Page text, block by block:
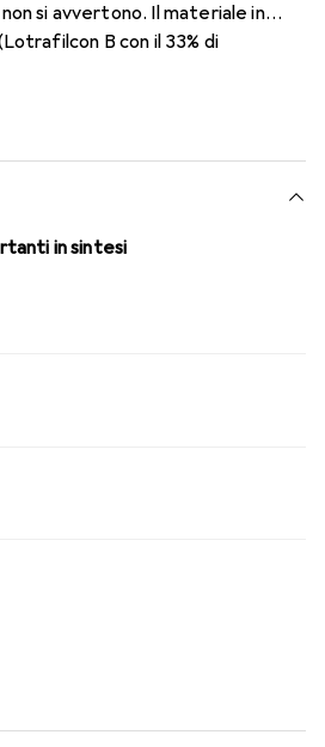
si avvertono. Il materiale in
B con il 33% di
Matrix e la nota
che conosci. Un comfort
per tutto il giorno con le
in sintesi